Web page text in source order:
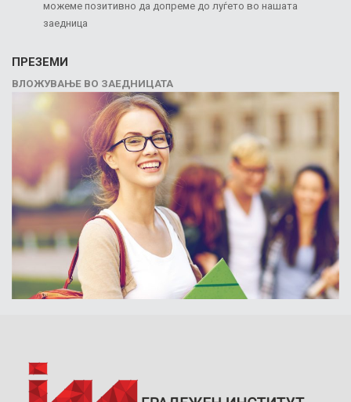
можеме позитивно да допреме до луѓето во нашата
заедница
ПРЕЗЕМИ
ВЛОЖУВАЊЕ ВО ЗАЕДНИЦАТА